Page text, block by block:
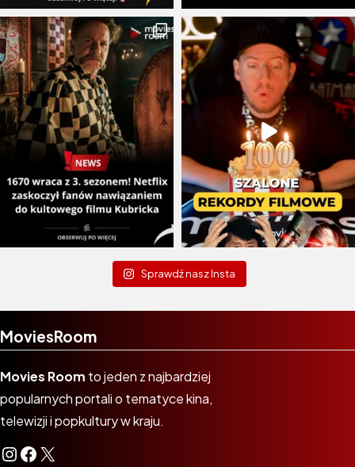
Sprawdź nasz Insta
MoviesRoom
Movies Room to jeden z najbardziej
popularnych portali o tematyce kina,
telewizji i popkultury w kraju.
Instagram
Facebook
X